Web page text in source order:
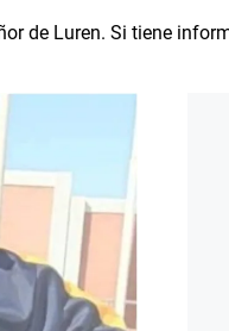
de Luren. Si tiene